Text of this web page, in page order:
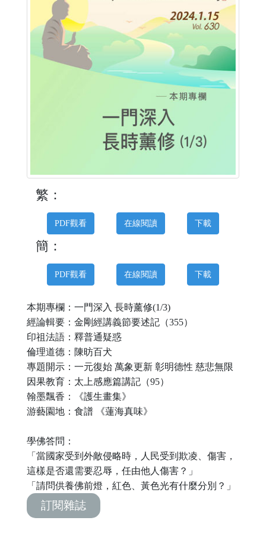
繁：
PDF觀看 在線閱讀 下載
簡：
PDF觀看 在線閱讀 下載
本期專欄：一門深入 長時薰修(1/3)
經論輯要：金剛經講義節要述記（355）
印祖法語：釋普通疑惑
倫理道德： 陳昉百犬
專題開示： 一元復始 萬象更新 彰明德性 慈悲無限
因果教育：太上感應篇講記（95）
翰墨飄香：《護生畫集》
游藝園地：食譜
《蓮海真味》
學佛答問：
「當國家受到外敵侵略時，人民受到欺凌、傷害，
這樣是否還需要忍辱，任由他人傷害？」
「請問供養佛前燈，紅色、黃色光有什麼分別？」
訂閱雜誌